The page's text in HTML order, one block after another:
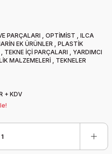
PARÇALARI , OPTİMİST , ILCA
EK ÜRÜNLER , PLASTİK
, TEKNE İÇİ PARÇALARI , YARDIMCI
MALZEMELERİ , TEKNELER
+ KDV